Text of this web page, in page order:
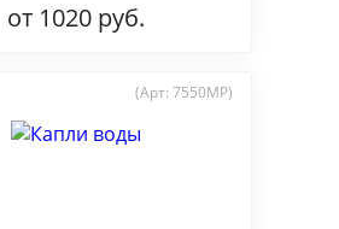
от 1020 руб.
(Арт: 7550MP)